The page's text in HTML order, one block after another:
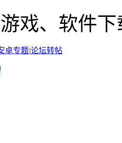
戏、软件下
卓专题|论坛转帖